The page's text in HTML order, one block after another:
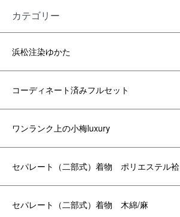
カテゴリー
浜松注染ゆかた
コーディネート済みフルセット
ワンランク上の小梅luxury
セパレート（二部式）着物 ポリエステル袷
セパレート（二部式）着物 木綿/麻